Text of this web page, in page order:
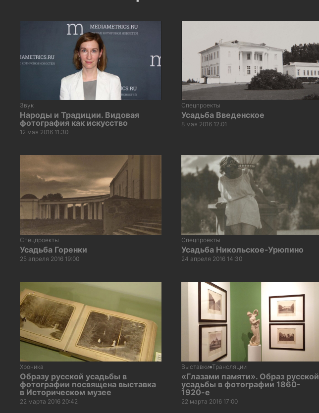
Звук
Народы и Традиции. Видовая
фотография как искусство
12 мая 2016 11:30
Спецпроекты
Усадьба Введенское
8 мая 2016 12:01
Спецпроекты
Усадьба Горенки
25 апреля 2016 19:00
Спецпроекты
Усадьба Никольское-Урюпино
24 апреля 2016 14:30
Хроника
Образу русской усадьбы в
фотографии посвящена выставка
в Историческом музее
22 марта 2016 20:42
Выставки Трансляции
«Глазами памяти». Образ русской
усадьбы в фотографии 1860-
1920-е
22 марта 2016 17:00